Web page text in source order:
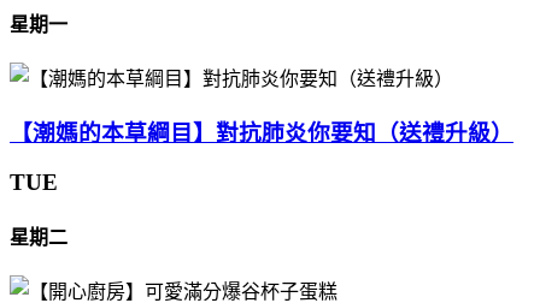
星期一
【潮媽的本草綱目】對抗肺炎你要知（送禮升級）
TUE
星期二